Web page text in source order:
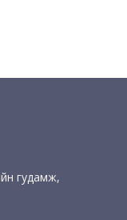
гудамж,